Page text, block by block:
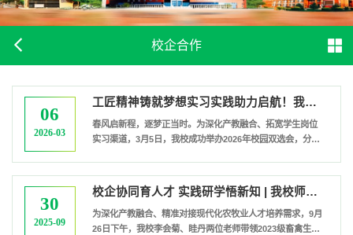
校企合作
06
2026-03
工匠精神铸就梦想实习实践助力启航！我校春季校园双选会顺利举行
春风启新程，逐梦正当时。为深化产教融合、拓宽学生岗位
实习渠道，3月5日，我校成功举办2026年校园双选会，分管
选会的企业代表表示热烈欢迎与衷心感谢。她寄语全体同
学，要珍惜实习机会，端正择业心态，在实践中增长才干，
在岗位上绽放光彩，努力实现职业理想。本次双选会汇聚区
内多家优质企业，共提供450个实习岗位...
30
2025-09
校企协同育人才 实践研学悟新知 | 我校师生赴企业开展现代化牧业实践学习
为深化产教融合、精准对接现代化农牧业人才培养需求，9月
26日下午，我校李会菊、眭丹两位老师带领2023级畜禽生产